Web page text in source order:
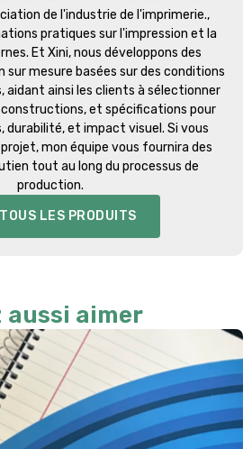
de l'industrie de l'imprimerie.,
pratiques sur l'impression et la
Et Xini, nous développons des
sur mesure basées sur des conditions
aidant ainsi les clients à sélectionner
constructions, et spécifications pour
durabilité, et impact visuel. Si vous
mon équipe vous fournira des
tout au long du processus de
production.
LES PRODUITS
aussi aimer